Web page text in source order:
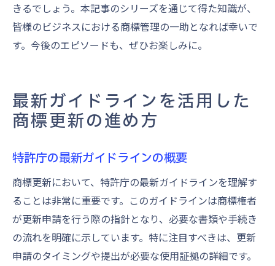
きるでしょう。本記事のシリーズを通じて得た知識が、
皆様のビジネスにおける商標管理の一助となれば幸いで
す。今後のエピソードも、ぜひお楽しみに。
最新ガイドラインを活用した
商標更新の進め方
特許庁の最新ガイドラインの概要
商標更新において、特許庁の最新ガイドラインを理解す
ることは非常に重要です。このガイドラインは商標権者
が更新申請を行う際の指針となり、必要な書類や手続き
の流れを明確に示しています。特に注目すべきは、更新
申請のタイミングや提出が必要な使用証拠の詳細です。